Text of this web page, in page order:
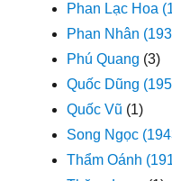
Phan Lạc Hoa
Phan Nhân
Phú Quang (3)
Quốc Dũng
Quốc Vũ (1)
Song Ngọc
Thẩm Oánh